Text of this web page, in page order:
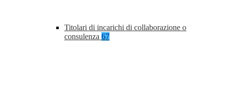
Titolari di incarichi di collaborazione o
consulenza 67